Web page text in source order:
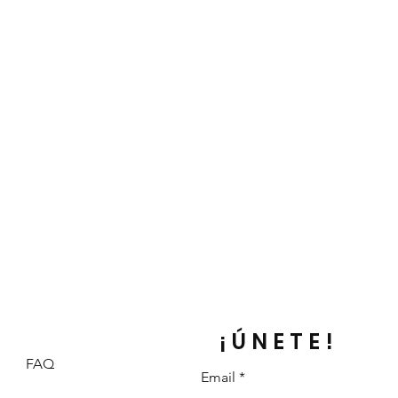
FAQ
¡ÚNETE!
Email